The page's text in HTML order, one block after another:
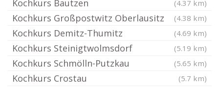
Kochkurs Bautzen (4.37 km)
Kochkurs Großpostwitz Oberlausitz (4.38 km)
Kochkurs Demitz-Thumitz (4.69 km)
Kochkurs Steinigtwolmsdorf (5.19 km)
Kochkurs Schmölln-Putzkau (5.65 km)
Kochkurs Crostau (5.7 km)